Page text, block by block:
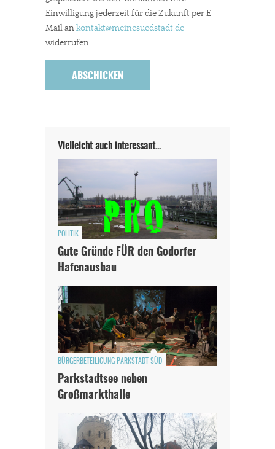
Einwilligung jederzeit für die Zukunft per E-
Mail ankontakt@meinesuedstadt.de
widerrufen.
Vielleicht auch interessant…
POLITIK
Gute Gründe FÜR den Godorfer
Hafenausbau
BÜRGERBETEILIGUNG PARKSTADT SÜD
Parkstadtsee neben
Großmarkthalle